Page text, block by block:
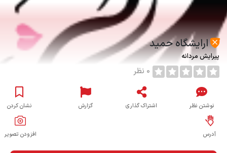
ارایشگاه حمید
پیرایش مردانه
0 نظر
نوشتن نظر اشتراک گذاری گزارش نشان کردن
آدرس افزودن تصویر